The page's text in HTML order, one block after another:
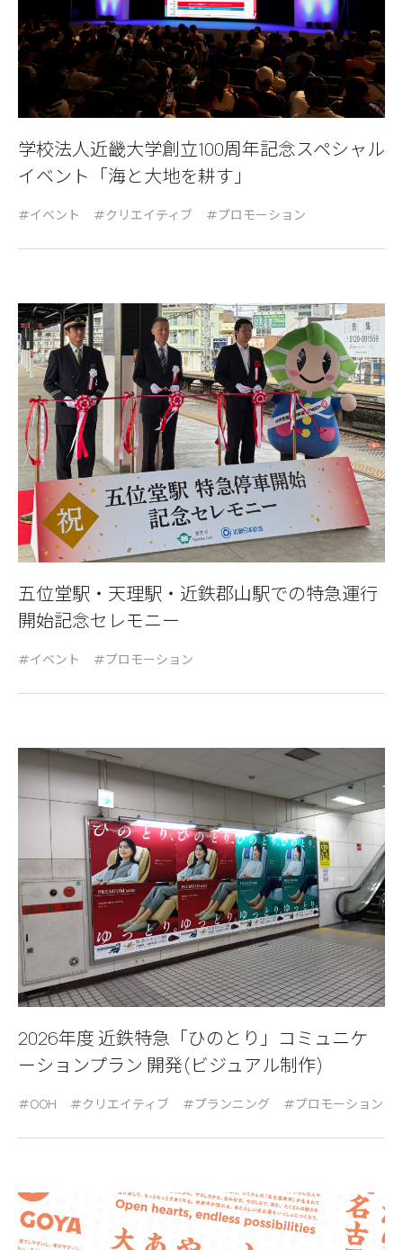
学校法人近畿大学創立100周年記念スペシャル
イベント「海と大地を耕す」
イベント クリエイティブ プロモーション
五位堂駅・天理駅・近鉄郡山駅での特急運行
開始記念セレモニー
イベント プロモーション
2026年度 近鉄特急「ひのとり」コミュニケ
ーションプラン 開発(ビジュアル制作)
OOH クリエイティブ プランニング プロモーション